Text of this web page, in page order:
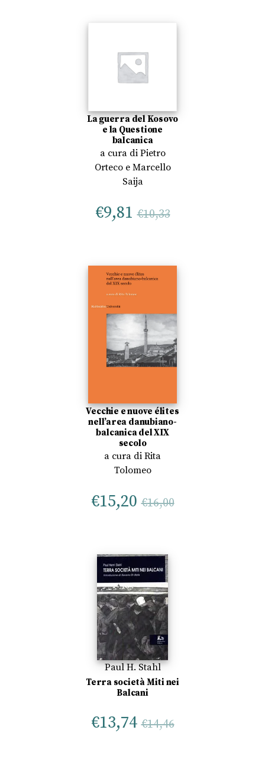
La guerra del Kosovo
e la Questione
balcanica
a cura di Pietro
Ortecoe Marcello
Saija
€9,81 €10,33
Vecchie e nuove élites
nell’area danubiano-
balcanica del XIX
secolo
a cura di Rita
Tolomeo
€15,20 €16,00
Paul H. Stahl
Terra società Miti nei
Balcani
€13,74 €14,46